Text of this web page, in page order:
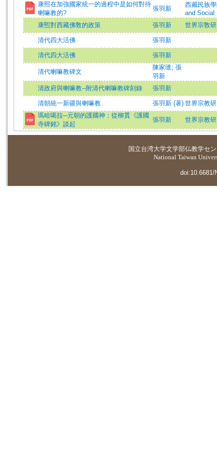
康熙在加強國家統一的過程中是如何對待
喇嘛教的?
張羽新
西藏民族
and Social
康煕對西藏佛敎的政策
張羽新 世界宗敎
清代四大活佛 張羽新
清代四大活佛 張羽新
清代喇嘛教碑文
陳家璡; 張
羽新
清政府與喇嘛教--附清代喇嘛教碑刻錄
張羽新
清朝統一新疆與喇嘛教 張羽新 (著) 世界宗教
瑪哈噶拉─元朝的護國神：從柳貫《護國
寺碑銘》談起
張羽新 世界宗教
国立台湾大学文学部仏教学セ
National Taiwan
doi:10.6681/